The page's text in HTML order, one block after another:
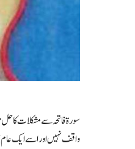
سورۃ فاتحہ سے مشکلات کا
واقف نہیں اور اسے ایک عام